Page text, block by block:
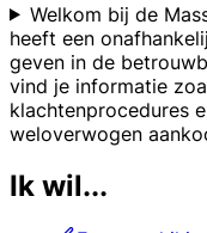
Welkom bij de
heeft een
geven in de
vind je informatie
klachtenprocedures
weloverwogen
Ik wil...